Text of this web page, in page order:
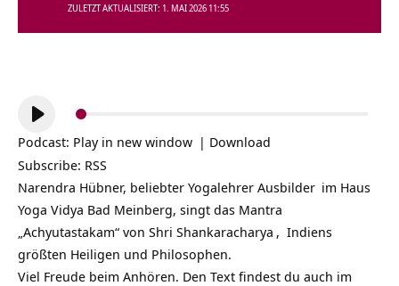
ZULETZT AKTUALISIERT: 1. MAI 2026 11:55
Audio-
Player
Podcast: Play in new window | Download
Subscribe: RSS
Narendra Hübner, beliebter Yogalehrer Ausbilder im Haus
Yoga Vidya Bad Meinberg, singt das Mantra
„Achyutastakam“ von Shri Shankaracharya , Indiens
größten Heiligen und Philosophen.
Viel Freude beim Anhören. Den Text findest du auch im